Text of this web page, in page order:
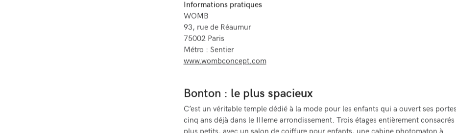
Informations pratiques
WOMB
93, rue de Réaumur
75002 Paris
Métro : Sentier
www.wombconcept.com
Bonton : le plus spacieux
C’est un véritable temple dédié à la mode pour les enfants qui a ouvert ses
cinq ans déjà dans le IIIeme arrondissement. Trois étages entièrement consacrés